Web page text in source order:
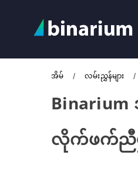
အိမ် လမ်းညွှန်များ
Binarium
လိုက်ဖက်ညီမှုနှ